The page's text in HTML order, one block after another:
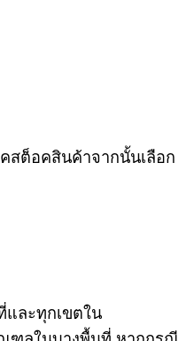
คสต็อคสินค้าจากนั้นเลือก
และทุกเขตใน